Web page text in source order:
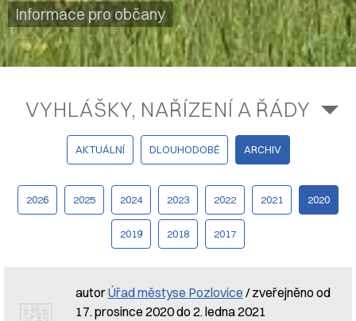
Informace pro občany
VYHLÁŠKY, NAŘÍZENÍ A ŘÁDY
AKTUÁLNÍ DLOUHODOBÉ ARCHIV
2026 2025 2024 2023 2022 2021 2020
2019 2018 2017
autorÚřad městyse Pozlovice / zveřejněno od
17. prosince 2020 do 2. ledna 2021